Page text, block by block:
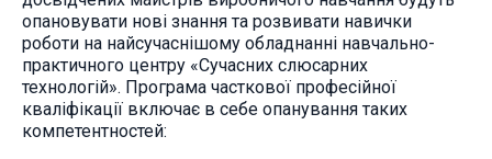
опановувати нові знання та розвивати навички
роботи на найсучаснішому обладнанні навчально-
практичного центру «Сучасних слюсарних
технологій». Програма часткової професійної
кваліфікації включає в себе опанування таких
компетентностей: